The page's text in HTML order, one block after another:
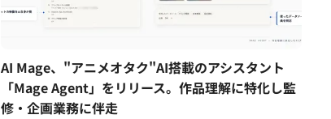
AI Mage、"アニメオタク"AI搭載のアシスタント
「Mage Agent」をリリース。作品理解に特化し監
修・企画業務に伴走